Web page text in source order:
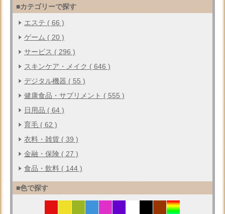
■カテゴリーで探す
エステ ( 66 )
ゲーム ( 20 )
サービス ( 296 )
スキンケア・メイク ( 646 )
デジタル機器 ( 55 )
健康食品・サプリメント ( 555 )
日用品 ( 64 )
育毛 ( 62 )
衣料・雑貨 ( 39 )
金融・保険 ( 27 )
食品・飲料 ( 144 )
■色で探す